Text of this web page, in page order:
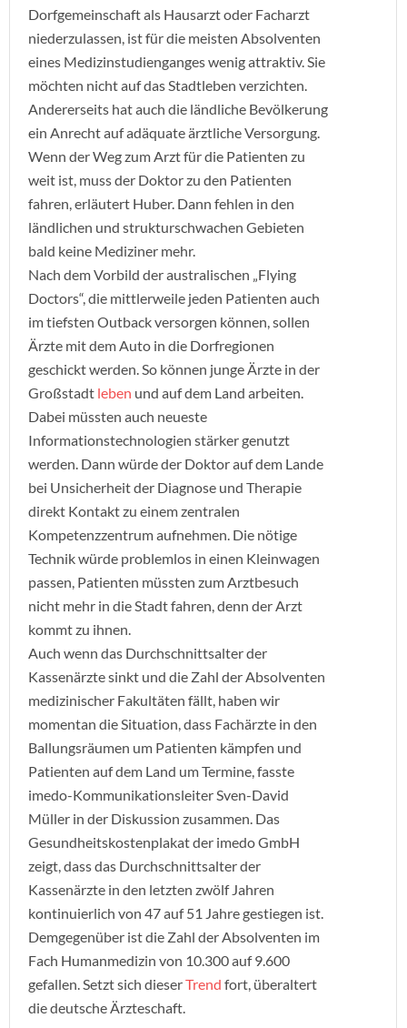
Dorfgemeinschaft als Hausarzt oder Facharzt
niederzulassen, ist für die meisten Absolventen
eines Medizinstudienganges wenig attraktiv. Sie
möchten nicht auf das Stadtleben verzichten.
Andererseits hat auch die ländliche Bevölkerung
ein Anrecht auf adäquate ärztliche Versorgung.
Wenn der Weg zum Arzt für die Patienten zu
weit ist, muss der Doktor zu den Patienten
fahren, erläutert Huber. Dann fehlen in den
ländlichen und strukturschwachen Gebieten
bald keine Mediziner mehr.
Nach dem Vorbild der australischen „Flying
Doctors“, die mittlerweile jeden Patienten auch
im tiefsten Outback versorgen können, sollen
Ärzte mit dem Auto in die Dorfregionen
geschickt werden. So können junge Ärzte in der
Großstadt leben und auf dem Land arbeiten.
Dabei müssten auch neueste
Informationstechnologien stärker genutzt
werden. Dann würde der Doktor auf dem Lande
bei Unsicherheit der Diagnose und Therapie
direkt Kontakt zu einem zentralen
Kompetenzzentrum aufnehmen. Die nötige
Technik würde problemlos in einen Kleinwagen
passen, Patienten müssten zum Arztbesuch
nicht mehr in die Stadt fahren, denn der Arzt
kommt zu ihnen.
Auch wenn das Durchschnittsalter der
Kassenärzte sinkt und die Zahl der Absolventen
medizinischer Fakultäten fällt, haben wir
momentan die Situation, dass Fachärzte in den
Ballungsräumen um Patienten kämpfen und
Patienten auf dem Land um Termine, fasste
imedo-Kommunikationsleiter Sven-David
Müller in der Diskussion zusammen. Das
Gesundheitskostenplakat der imedo GmbH
zeigt, dass das Durchschnittsalter der
Kassenärzte in den letzten zwölf Jahren
kontinuierlich von 47 auf 51 Jahre gestiegen ist.
Demgegenüber ist die Zahl der Absolventen im
Fach Humanmedizin von 10.300 auf 9.600
gefallen. Setzt sich dieserTrend fort, überaltert
die deutsche Ärzteschaft.